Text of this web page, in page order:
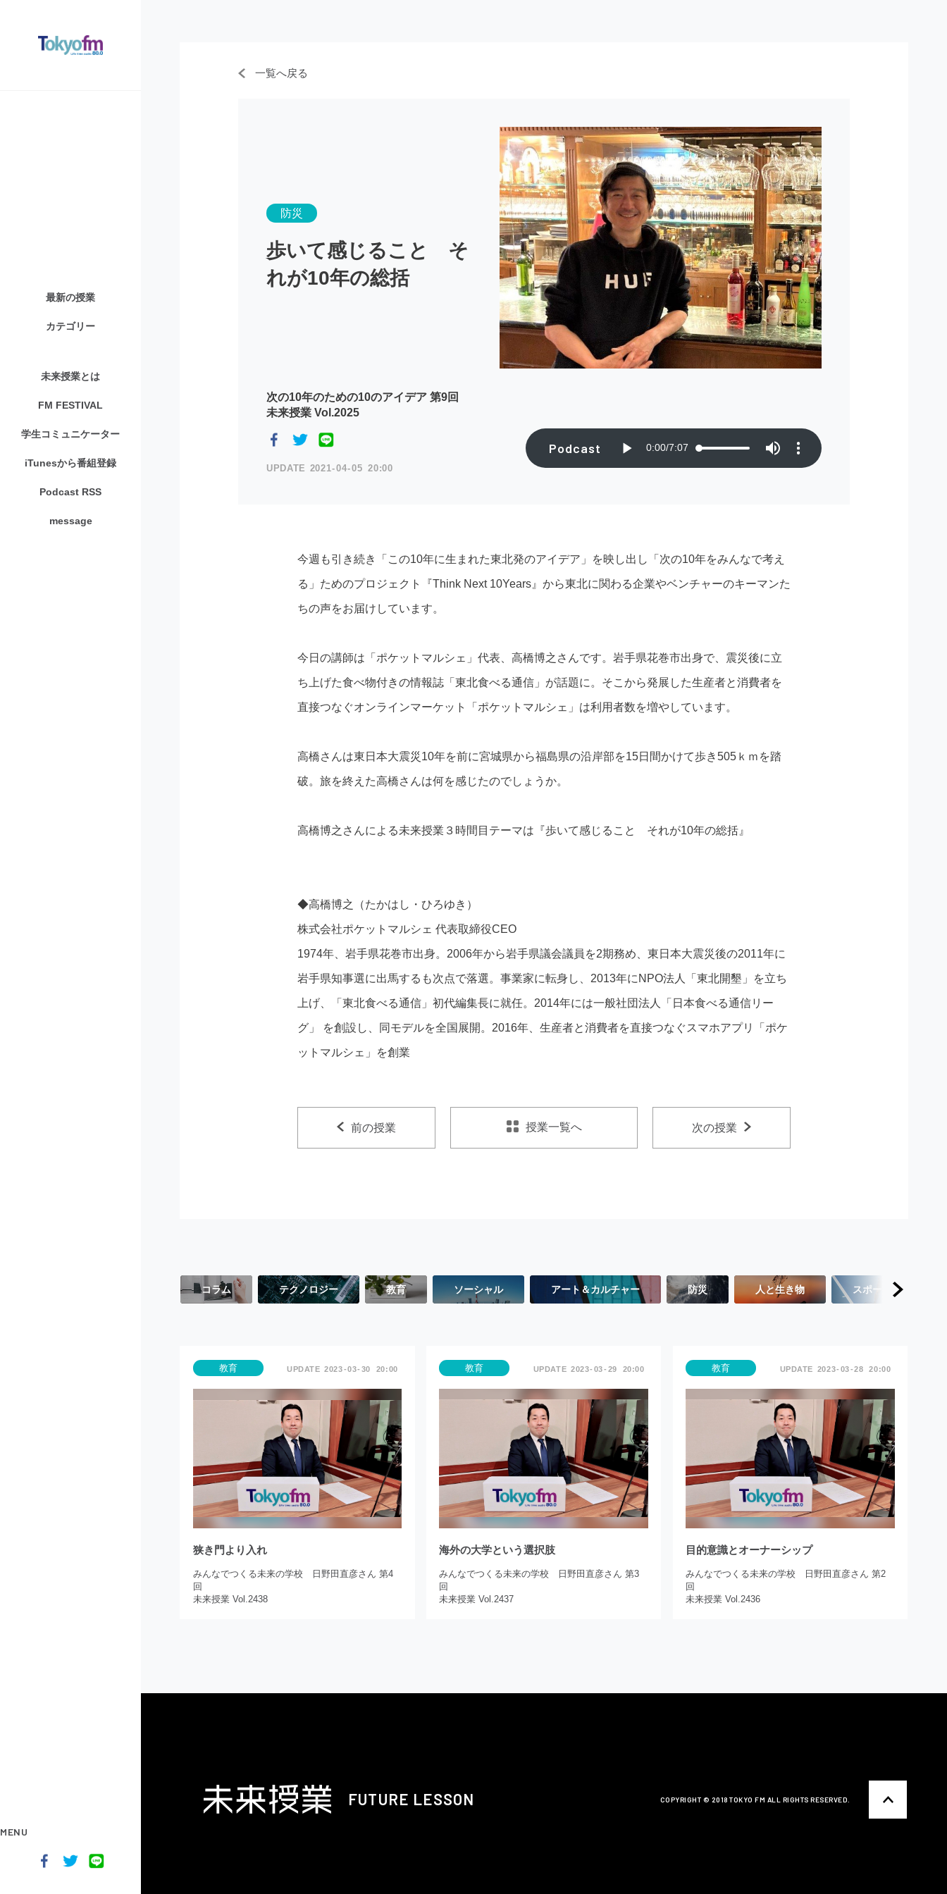
最新の授業
カテゴリー
未来授業とは
FM FESTIVAL
学生コミュニケーター
iTunesから番組登録
Podcast RSS
message
MENU
一覧へ戻る
防災
歩いて感じること そ
れが10年の総括
次の10年のための10のアイデア 第9回
未来授業 Vol.2025
2021 04 05 20:00
Podcast 0:00/7:07
今週も引き続き「この10年に生まれた東北発のアイデア」を映し出し「次の10年をみんなで考え
る」ためのプロジェクト『Think Next 10Years』から東北に関わる企業やベンチャーのキーマンた
ちの声をお届けしています。
今日の講師は「ポケットマルシェ」代表、高橋博之さんです。岩手県花巻市出身で、震災後に立
ち上げた食べ物付きの情報誌「東北食べる通信」が話題に。そこから発展した生産者と消費者を
直接つなぐオンラインマーケット「ポケットマルシェ」は利用者数を増やしています。
高橋さんは東日本大震災10年を前に宮城県から福島県の沿岸部を15日間かけて歩き505ｋｍを踏
破。旅を終えた高橋さんは何を感じたのでしょうか。
高橋博之さんによる未来授業３時間目テーマは『歩いて感じること それが10年の総括』
◆高橋博之（たかはし・ひろゆき）
株式会社ポケットマルシェ 代表取締役CEO
1974年、岩手県花巻市出身。2006年から岩手県議会議員を2期務め、東日本大震災後の2011年に
岩手県知事選に出馬するも次点で落選。事業家に転身し、2013年にNPO法人「東北開墾」を立ち
上げ、「東北食べる通信」初代編集長に就任。2014年には一般社団法人「日本食べる通信リー
グ」 を創設し、同モデルを全国展開。2016年、生産者と消費者を直接つなぐスマホアプリ「ポケ
ットマルシェ」を創業
前の授業 授業一覧へ 次の授業
コラム テクノロジー 教育 ソーシャル アート＆カルチャー 防災 人と生き物 スポーツ
教育 2023 03 30 20:00
狭き門より入れ
みんなでつくる未来の学校 日野田直彦さん 第4
回
未来授業 Vol.2438
教育 2023 03 29 20:00
海外の大学という選択肢
みんなでつくる未来の学校 日野田直彦さん 第3
回
未来授業 Vol.2437
教育 2023 03 28 20:00
目的意識とオーナーシップ
みんなでつくる未来の学校 日野田直彦さん 第2
回
未来授業 Vol.2436
FUTURE LESSON COPYRIGHT ©️ 2018 TOKYO FM ALL RIGHTS RESERVED.